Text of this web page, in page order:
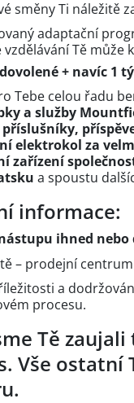
směny Ti náležitě
adaptační
Tě může
+ navíc 1
Tebe celou řadu
a služby
elektrokol za
zařízení
a spoustu
informace:
ihned nebo
– prodejní
a
procesu.
Tě
Vše ostatní